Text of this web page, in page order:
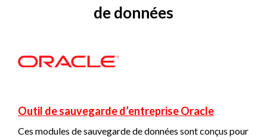
de données
Outil de sauvegarde d’entreprise Oracle
Ces modules de sauvegarde de données sont conçus pour